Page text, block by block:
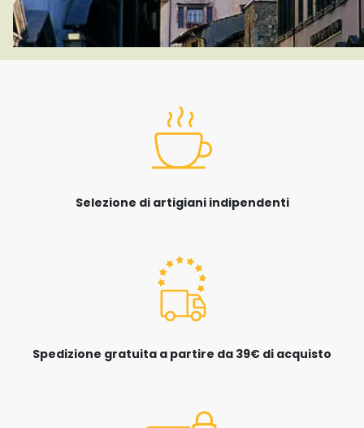
Selezione di artigiani indipendenti
Spedizione gratuita a partire da 39€ di acquisto